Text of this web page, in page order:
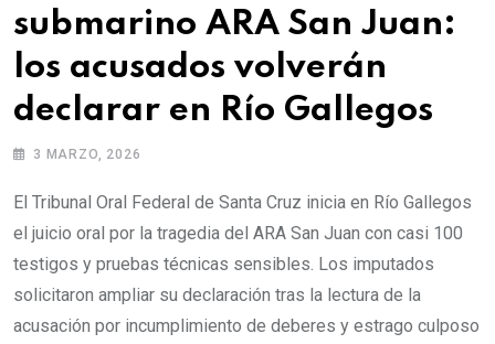
submarino ARA San Juan:
los acusados volverán
declarar en Río Gallegos
3 MARZO, 2026
El Tribunal Oral Federal de Santa Cruz inicia en Río Gallegos
el juicio oral por la tragedia del ARA San Juan con casi 100
testigos y pruebas técnicas sensibles. Los imputados
solicitaron ampliar su declaración tras la lectura de la
acusación por incumplimiento de deberes y estrago culposo